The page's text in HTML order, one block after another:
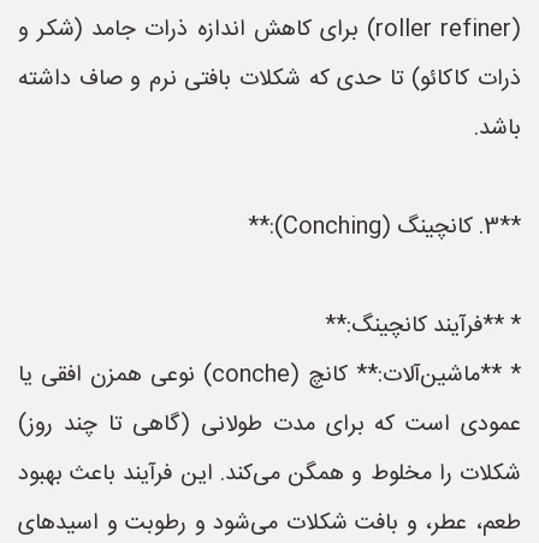
(roller refiner) برای کاهش اندازه ذرات جامد (شکر و
ذرات کاکائو) تا حدی که شکلات بافتی نرم و صاف داشته
باشد.
**3. کانچینگ (Conching):**
* **فرآیند کانچینگ:**
* **ماشین‌آلات:** کانچ (conche) نوعی همزن افقی یا
عمودی است که برای مدت طولانی (گاهی تا چند روز)
شکلات را مخلوط و همگن می‌کند. این فرآیند باعث بهبود
طعم، عطر، و بافت شکلات می‌شود و رطوبت و اسیدهای